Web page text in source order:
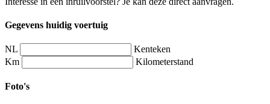
Gegevens huidig voertuig
NL
Kenteken
Km
Kilometerstand
Foto's